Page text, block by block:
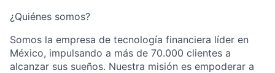
¿Quiénes somos?
Somos la empresa de tecnología financiera líder en
México, impulsando a más de 70.000 clientes a
alcanzar sus sueños. Nuestra misión es empoderar a